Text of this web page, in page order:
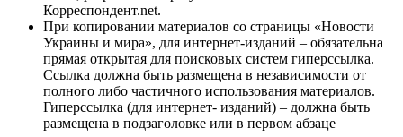
Корреспондент.net.
При копировании материалов со страницы «Новости
Украины и мира», для интернет-изданий – обязательна
прямая открытая для поисковых систем гиперссылка.
Ссылка должна быть размещена в независимости от
полного либо частичного использования материалов.
Гиперссылка (для интернет- изданий) – должна быть
размещена в подзаголовке или в первом абзаце